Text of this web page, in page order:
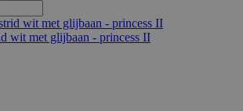
wit met glijbaan - princess II